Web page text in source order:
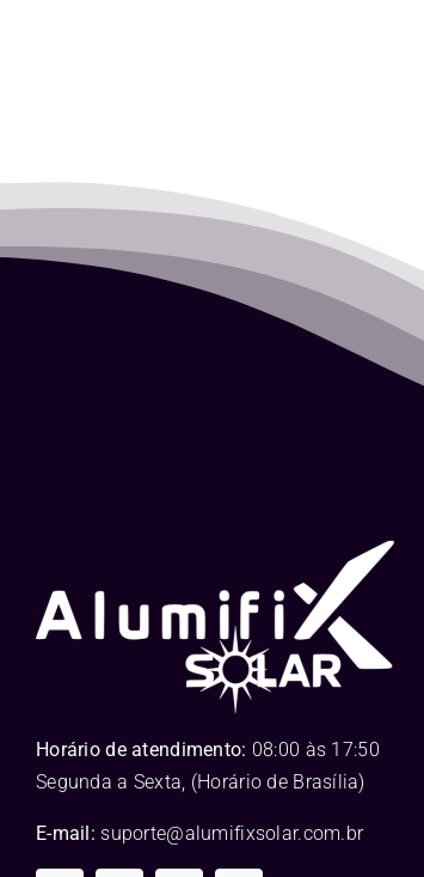
Horário de atendimento: 08:00 às 17:50
Segunda a Sexta, (Horário de Brasília)
E-mail: suporte@alumifixsolar.com.br